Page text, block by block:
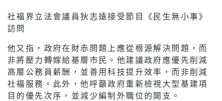
社福界立法會議員狄志遠接受節目《民生無小事》
訪問
他又指，政府在財赤問題上應從根源解決問題，而
非將壓力轉嫁給基層市民。他建議政府應優先削減
高層公務員薪酬，並善用科技提升效率，而非削減
社福服務。此外，他呼籲政府重新檢視大型基建項
目的優先次序，並減少編制外職位的開支。